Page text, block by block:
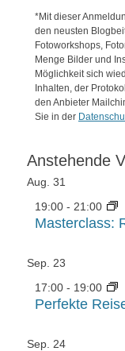
*Mit dieser
den neusten
Fotoworkshops,
Menge Bilder und
Möglichkeit sich
Inhalten, der
den Anbieter
Sie in der
Anstehende
Aug. 31
19:00 - 21:00
Masterclass:
Sep. 23
17:00 - 19:00
Perfekte
Sep. 24